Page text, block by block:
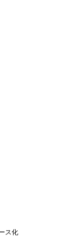
ス化